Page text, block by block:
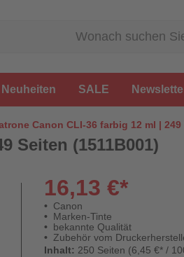
Neuheiten SALE
Canon CLI-36 farbig 12 ml | 249
Seiten (1511B001)
16,13 €*
Canon
Marken-Tinte
bekannte Qualität
Zubehör vom
Inhalt: 250 Seiten (6,45 €* /